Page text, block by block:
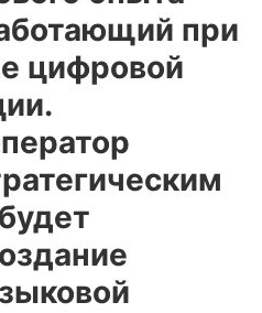
при
цифровой